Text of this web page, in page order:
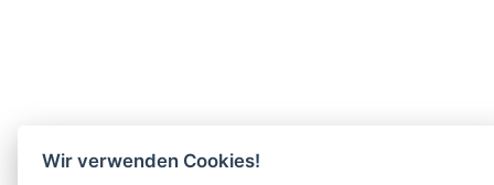
Wir verwenden Cookies!